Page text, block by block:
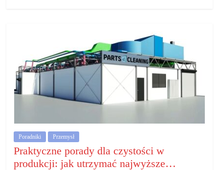
Poradniki Przemysł
Praktyczne porady dla czystości w
produkcji: jak utrzymać najwyższe…